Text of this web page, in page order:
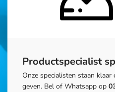
Productspecialist
Onze specialisten staan
geven. Bel of Whatsapp op